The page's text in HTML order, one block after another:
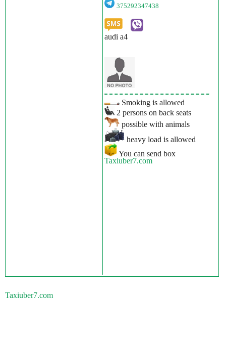
375292347438
audi a4
Smoking is allowed
2 persons on back seats
possible with animals
heavy load is allowed
You can send box
Taxiuber7.com
Taxiuber7.com